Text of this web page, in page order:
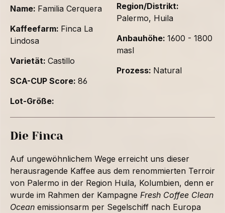
Name: Familia Cerquera
Kaffeefarm: Finca La
Lindosa
Varietät: Castillo
SCA-CUP Score: 86
Lot-Größe:
Region/Distrikt:
Palermo, Huila
Anbauhöhe: 1600 - 1800
masl
Prozess: Natural
Die Finca
Auf ungewöhnlichem Wege erreicht uns dieser
herausragende Kaffee aus dem renommierten Terroir
von Palermo in der Region Huila, Kolumbien, denn er
wurde im Rahmen der Kampagne Fresh Coffee Clean
Ocean emissionsarm per Segelschiff nach Europa